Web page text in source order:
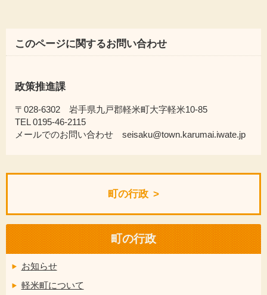
このページに関するお問い合わせ
政策推進課
〒028-6302 岩手県九戸郡軽米町大字軽米10-85
TEL 0195-46-2115
メールでのお問い合わせ seisaku@town.karumai.iwate.jp
町の行政
町の行政
お知らせ
軽米町について